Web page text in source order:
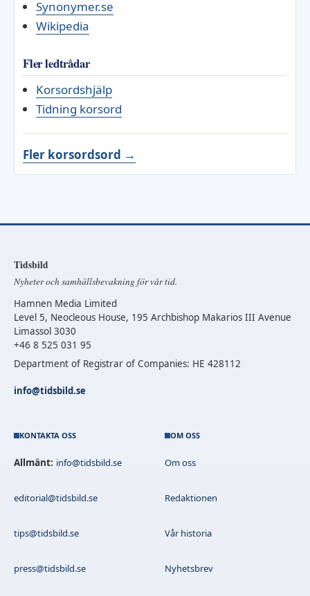
Synonymer.se
Wikipedia
Fler ledtrådar
Korsordshjälp
Tidning korsord
Fler korsordsord →
Tidsbild
Nyheter och samhällsbevakning för vår tid.
Hamnen Media Limited
Level 5, Neocleous House, 195 Archbishop Makarios III Avenue
Limassol 3030
+46 8 525 031 95
Department of Registrar of Companies: HE 428112
info@tidsbild.se
KONTAKTA OSS
Allmänt: info@tidsbild.se
editorial@tidsbild.se
tips@tidsbild.se
press@tidsbild.se
OM OSS
Om oss
Redaktionen
Vår historia
Nyhetsbrev